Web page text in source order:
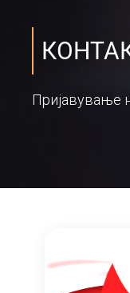
Пријавување